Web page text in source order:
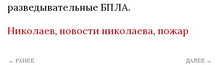
разведывательные БПЛА.
Николаев, новости николаева, пожар
← РАНЕЕ ДАЛЕЕ →